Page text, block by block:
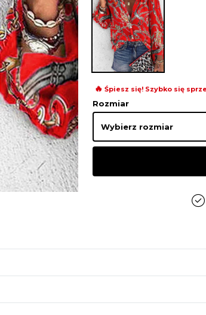
🔥 Śpiesz się! Szybko się
Rozmiar